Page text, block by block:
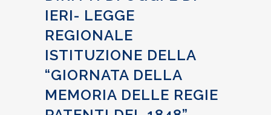
IERI- LEGGE
REGIONALE
ISTITUZIONE DELLA
“GIORNATA DELLA
MEMORIA DELLE REGIE